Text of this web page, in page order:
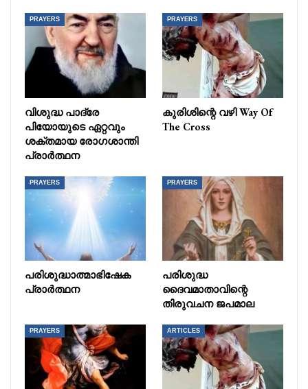
PRAYERS
വിശുദ്ധ പാദ്രേ
പിയോയുടെ ഏറ്റവും
ശക്തമായ രോഗശാന്തി
പ്രാർത്ഥന
PRAYERS
കുരിശിന്റെ വഴി Way Of
The Cross
PRAYERS
പരിശുദ്ധാത്മാഭിഷേക
പ്രാർത്ഥന
PRAYERS
പരിശുദ്ധ
ദൈവമാതാവിന്റെ
തിരുവചന ജപമാല
PRAYERS ARTICLES